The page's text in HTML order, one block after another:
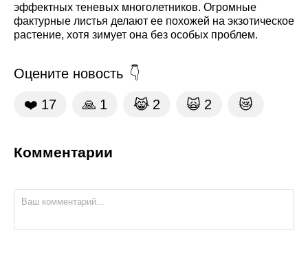
эффектных теневых многолетников. Огромные
фактурные листья делают ее похожей на экзотическое
растение, хотя зимует она без особых проблем.
Оцените новость
❤️ 17 🙏 1 😹 2 🙀 2 😿
Комментарии